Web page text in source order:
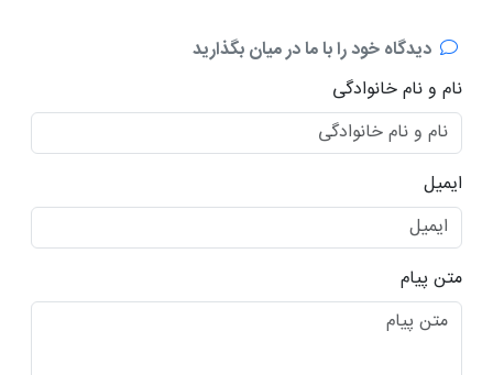
دیدگاه خود را با ما در میان بگذارید
نام و نام خانوادگی
ایمیل
متن پیام